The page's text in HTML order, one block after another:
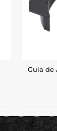
Guia de